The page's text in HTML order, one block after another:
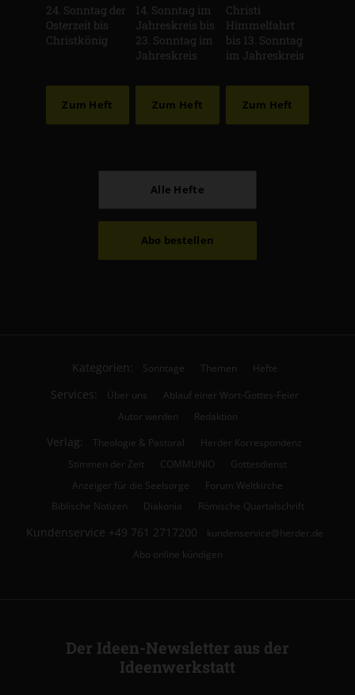
24. Sonntag der
Osterzeit bis
Christkönig
Zum Heft
14. Sonntag im
Jahreskreis bis
23. Sonntag im
Jahreskreis
Zum Heft
Christi
Himmelfahrt
bis 13. Sonntag
im Jahreskreis
Zum Heft
Alle Hefte
Abo bestellen
Kategorien: Sonntage Themen Hefte
Services: Über uns
Ablauf einer Wort-Gottes-Feier
Autor werden
Redaktion
Verlag: Theologie & Pastoral
Herder Korrespondenz
Stimmen der Zeit
COMMUNIO
Gottesdienst
Anzeiger für die Seelsorge
Forum Weltkirche
Biblische Notizen
Diakonia Römische Quartalschrift
Kundenservice +49 761 2717200
kundenservice@herder.de
Abo online kündigen
Der Ideen-Newsletter aus der
Ideenwerkstatt